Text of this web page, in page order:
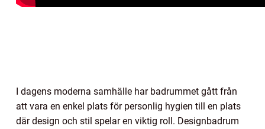
I dagens moderna samhälle har badrummet gått från
att vara en enkel plats för personlig hygien till en plats
där design och stil spelar en viktig roll. Designbadrum